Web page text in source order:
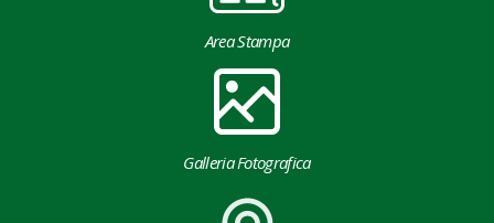
Area Stampa
Galleria Fotografica